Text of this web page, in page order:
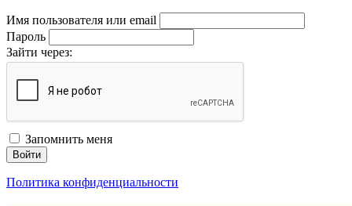
Имя пользователя или email
Пароль
Зайти через:
Запомнить меня
Войти
Политика конфиденциальности